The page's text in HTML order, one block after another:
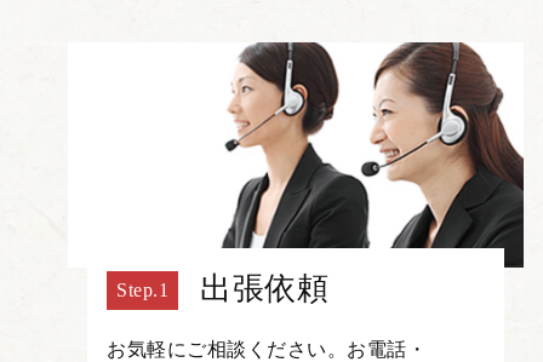
出張依頼
お気軽にご相談ください。お電話・